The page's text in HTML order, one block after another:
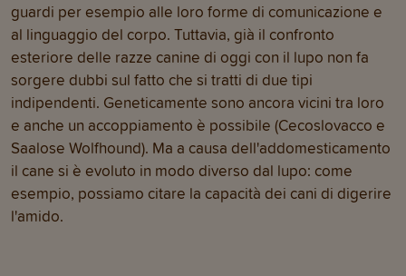
guardi per esempio alle loro forme di comunicazione e
al linguaggio del corpo. Tuttavia, già il confronto
esteriore delle razze canine di oggi con il lupo non fa
sorgere dubbi sul fatto che si tratti di due tipi
indipendenti. Geneticamente sono ancora vicini tra loro
e anche un accoppiamento è possibile (Cecoslovacco e
Saalose Wolfhound). Ma a causa dell'addomesticamento
il cane si è evoluto in modo diverso dal lupo: come
esempio, possiamo citare la capacità dei cani di digerire
l'amido.